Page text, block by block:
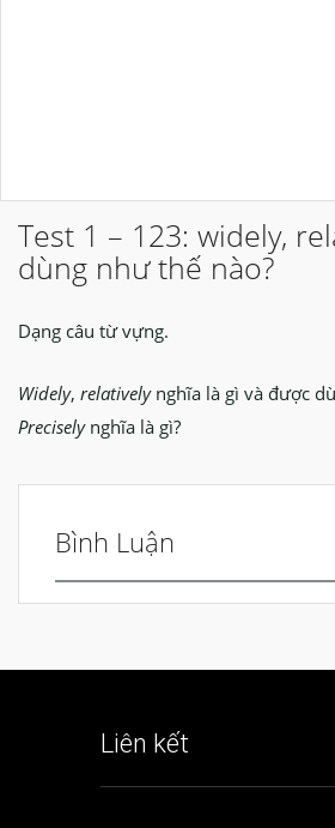
Test 1 – 123: widely,
dùng như thế nào?
Dạng câu từ vựng.
Widely, relatively nghĩa là gì và được
Precisely nghĩa là gì?
Bình Luận
Liên kết